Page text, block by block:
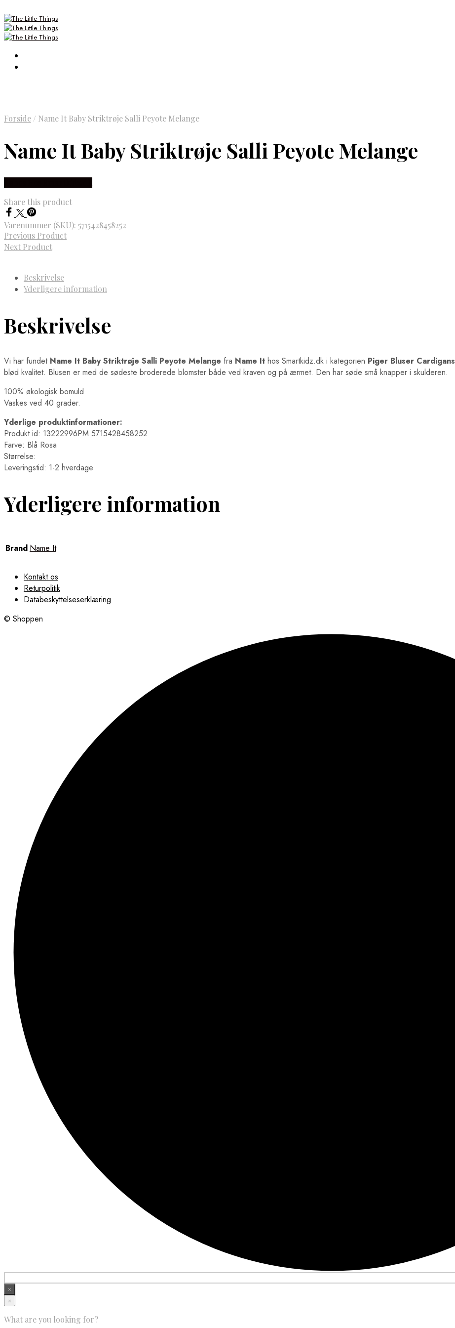
Forside / Name It Baby Striktrøje Salli Peyote Melange
Name It Baby Striktrøje Salli Peyote Melange
Share this product
Varenummer (SKU): 5715428458252
Previous Product
Next Product
Beskrivelse
Yderligere information
Beskrivelse
Vi har fundet Name It Baby Striktrøje Salli Peyote Melange fra Name It hos Smartkidz.dk i kategorien Piger Bluser Cardigans
blød kvalitet. Blusen er med de sødeste broderede blomster både ved kraven og på ærmet. Den har søde små knapper i skulderen.
100% økologisk bomuld
Vaskes ved 40 grader.
Yderlige produktinformationer:
Produkt id: 13222996PM 5715428458252
Farve: Blå Rosa
Størrelse:
Leveringstid: 1-2 hverdage
Yderligere information
Brand Name It
Kontakt os
Returpolitik
Databeskyttelseserklæring
© Shoppen
×
×
What are you looking for?